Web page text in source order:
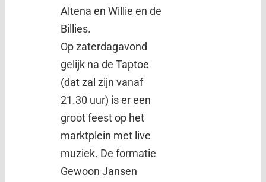
Altena en Willie en de
Billies.
Op zaterdagavond
gelijk na de Taptoe
(dat zal zijn vanaf
21.30 uur) is er een
groot feest op het
marktplein met live
muziek. De formatie
Gewoon Jansen